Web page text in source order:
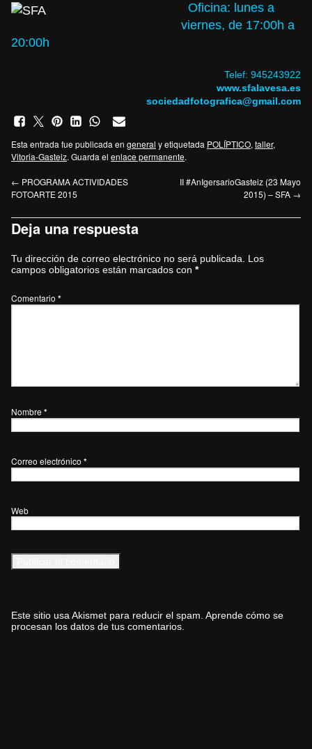
Oficina: lunes a
viernes, de 17:00h a
20:00h
Telef: 945243922
www.sfalavesa.es
sociedadfotografica@gmail.com
Esta entrada fue publicada en general y etiquetada POLÍPTICO, taller,
Vitoria-Gasteiz. Guarda el enlace permanente.
← PROGRAMA ACTIVIDADES
FOTOARTE 2015
II #AnIgersarioGasteiz (23 Mayo
2015) – SFA →
Deja una respuesta
Tu dirección de correo electrónico no será publicada. Los
campos obligatorios están marcados con *
Comentario *
Nombre *
Correo electrónico *
Web
Este sitio usa Akismet para reducir el spam. Aprende cómo se
procesan los datos de tus comentarios.